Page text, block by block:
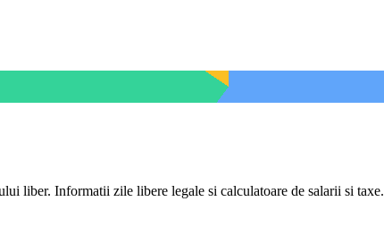
liber. Informatii zile libere legale si calculatoare de salarii si taxe.